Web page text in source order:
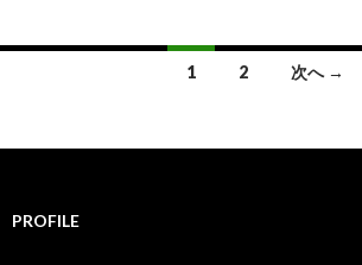
稿
ビ
1 2 次へ →
PROFILE